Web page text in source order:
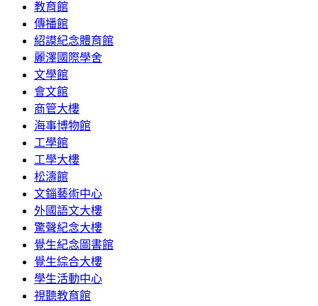
教育館
傳播館
紹謨紀念體育館
麗澤國際學舍
文學館
會文館
商管大樓
海事博物館
工學館
工學大樓
松濤館
文錙藝術中心
外國語文大樓
驚聲紀念大樓
覺生紀念圖書館
覺生綜合大樓
學生活動中心
視聽教育館